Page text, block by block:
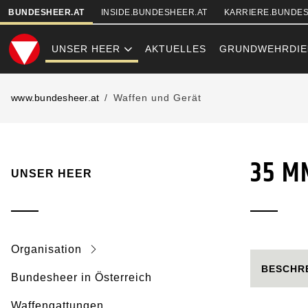
SKIPLINKS
BUNDESHEER.AT INSIDE.BUNDESHEER.AT
UNSER HEER AKTUELLES
35 MM
www.bundesheer.at Waffen und Gerät
UNSER HEER
Organisation
Bundesheer in Österreich
Waffengattungen
35